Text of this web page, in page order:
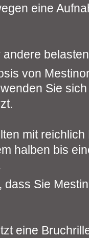
eine
von
Sie
mit
halben bis
dass Sie
eine